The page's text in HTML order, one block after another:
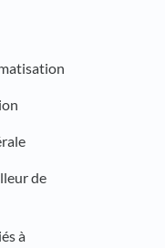
de
à